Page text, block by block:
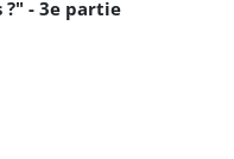
?" - 3e partie